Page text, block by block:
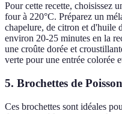
Pour cette recette, choisissez
four à 220°C. Préparez un
chapelure, de citron et d'huile
environ 20-25 minutes en la
une croûte dorée et
verte pour une entrée colorée
5. Brochettes de
Ces brochettes sont idéales